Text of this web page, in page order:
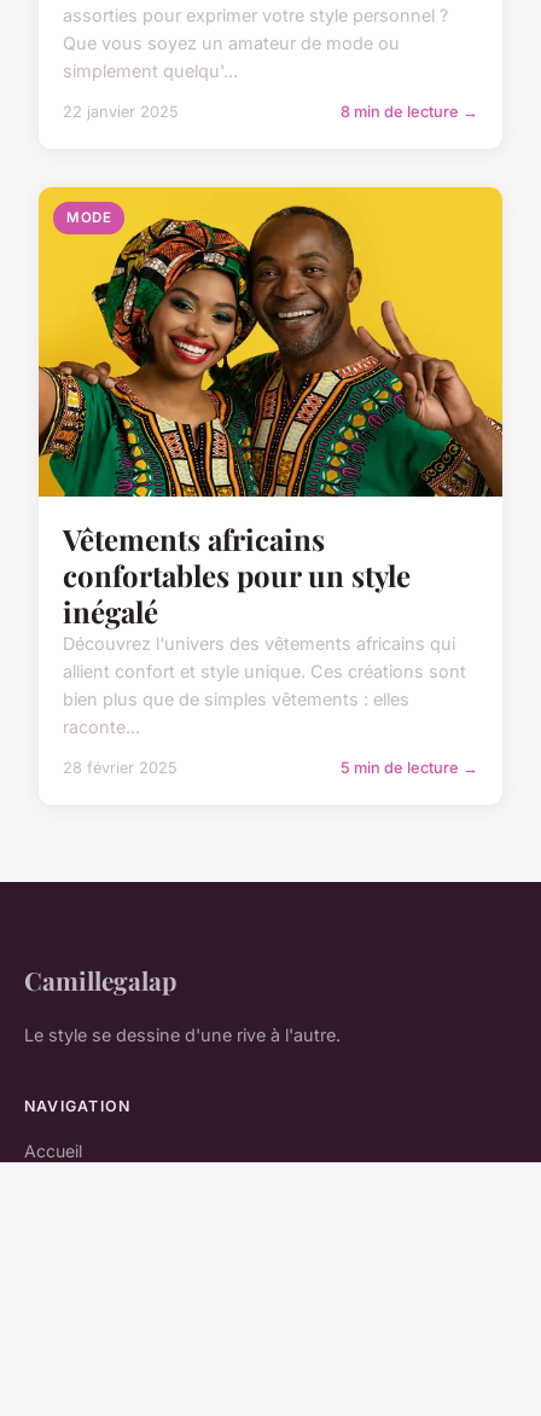
assorties pour exprimer votre style personnel ?
Que vous soyez un amateur de mode ou
simplement quelqu'...
22 janvier 2025 8 min de lecture →
MODE
Vêtements africains
confortables pour un style
inégalé
Découvrez l'univers des vêtements africains qui
allient confort et style unique. Ces créations sont
bien plus que de simples vêtements : elles
raconte...
28 février 2025 5 min de lecture →
Camillegalap
Le style se dessine d'une rive à l'autre.
NAVIGATION
Accueil